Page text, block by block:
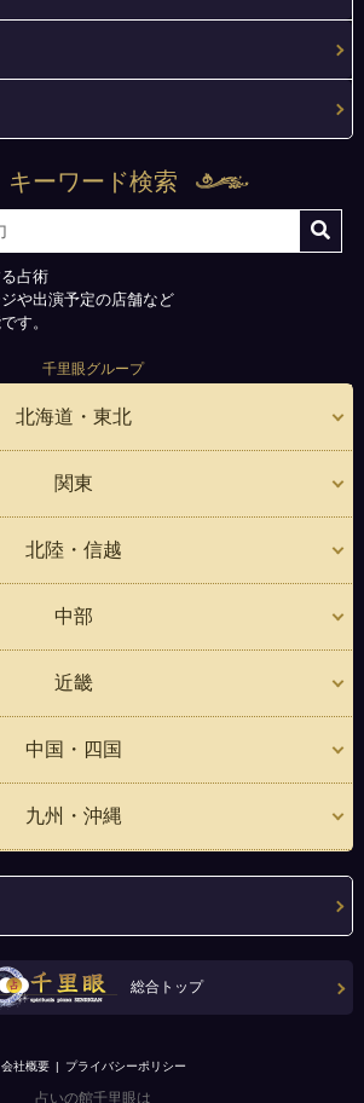
キーワード検索
占術
や出演予定の店舗など
す。
千里眼グループ
北海道・東北
関東
北陸・信越
中部
近畿
中国・四国
九州・沖縄
総合トップ
会社概要 プライバシーポリシー
占いの館千里眼は